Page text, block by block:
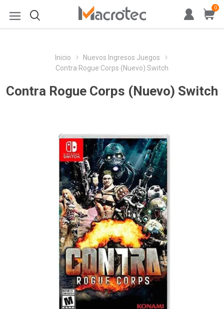
0
Inicio
Nuevos Ingresos Juegos
Contra Rogue Corps (Nuevo) Switch
Contra Rogue Corps (Nuevo) Switch